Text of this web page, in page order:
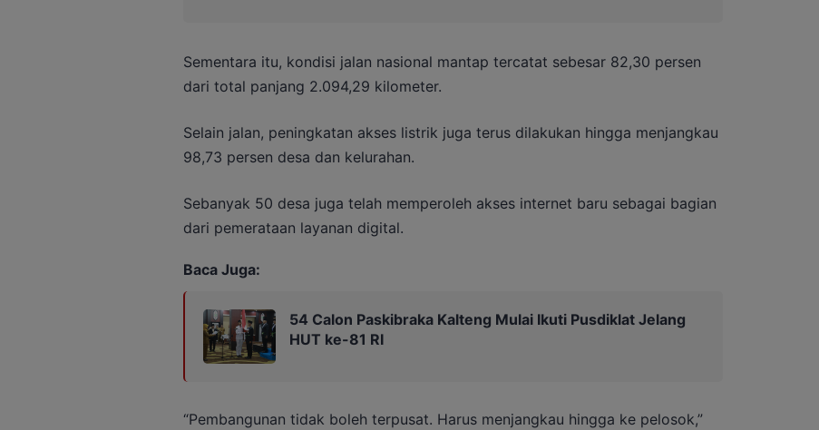
Sementara itu, kondisi jalan nasional mantap tercatat sebesar 82,30 persen
dari total panjang 2.094,29 kilometer.
Selain jalan, peningkatan akses listrik juga terus dilakukan hingga menjangkau
98,73 persen desa dan kelurahan.
Sebanyak 50 desa juga telah memperoleh akses internet baru sebagai bagian
dari pemerataan layanan digital.
Baca Juga:
54 Calon Paskibraka Kalteng Mulai Ikuti Pusdiklat Jelang
HUT ke-81 RI
“Pembangunan tidak boleh terpusat. Harus menjangkau hingga ke pelosok,”